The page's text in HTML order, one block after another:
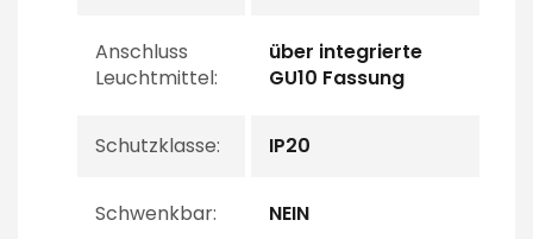
Anschluss
Leuchtmittel:
über integrierte
GU10 Fassung
Schutzklasse: IP20
Schwenkbar: NEIN